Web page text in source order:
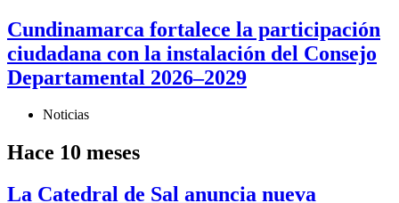
Cundinamarca fortalece la participación
ciudadana con la instalación del Consejo
Departamental 2026–2029
Noticias
Hace 10 meses
La Catedral de Sal anuncia nueva